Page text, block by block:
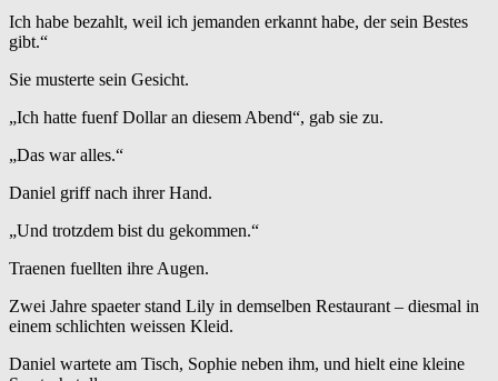
Ich habe bezahlt, weil ich jemanden erkannt habe, der sein Bestes
gibt.“
Sie musterte sein Gesicht.
„Ich hatte fuenf Dollar an diesem Abend“, gab sie zu.
„Das war alles.“
Daniel griff nach ihrer Hand.
„Und trotzdem bist du gekommen.“
Traenen fuellten ihre Augen.
Zwei Jahre spaeter stand Lily in demselben Restaurant – diesmal in
einem schlichten weissen Kleid.
Daniel wartete am Tisch, Sophie neben ihm, und hielt eine kleine